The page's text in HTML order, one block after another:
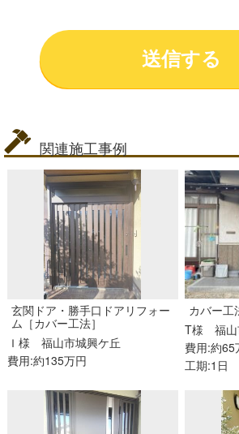
関連施工事例
玄関ドア・勝手口ドアリフォー
ム［カバー工法］
Ｉ様福山市城興ケ丘
費用:約135万円
カバー工
T様福
費用:約65
工期:1日